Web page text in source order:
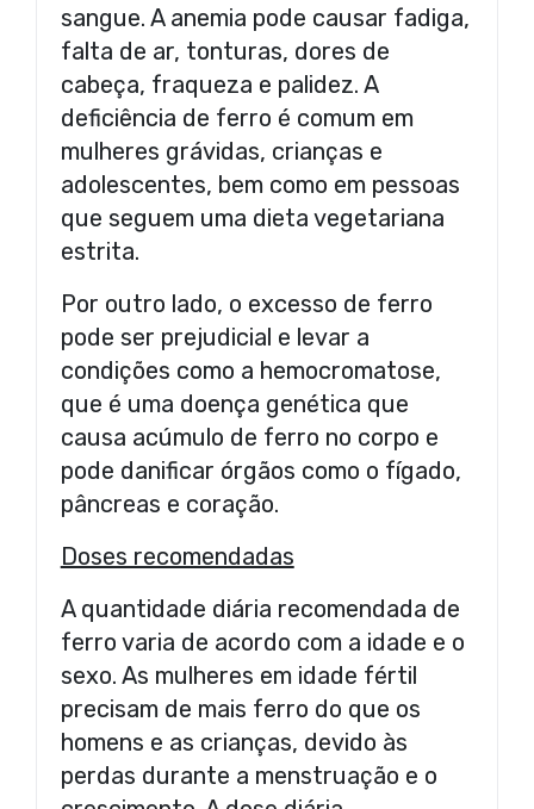
sangue. A anemia pode causar fadiga,
falta de ar, tonturas, dores de
cabeça, fraqueza e palidez. A
deficiência de ferro é comum em
mulheres grávidas, crianças e
adolescentes, bem como em pessoas
que seguem uma dieta vegetariana
estrita.
Por outro lado, o excesso de ferro
pode ser prejudicial e levar a
condições como a hemocromatose,
que é uma doença genética que
causa acúmulo de ferro no corpo e
pode danificar órgãos como o fígado,
pâncreas e coração.
Doses recomendadas
A quantidade diária recomendada de
ferro varia de acordo com a idade e o
sexo. As mulheres em idade fértil
precisam de mais ferro do que os
homens e as crianças, devido às
perdas durante a menstruação e o